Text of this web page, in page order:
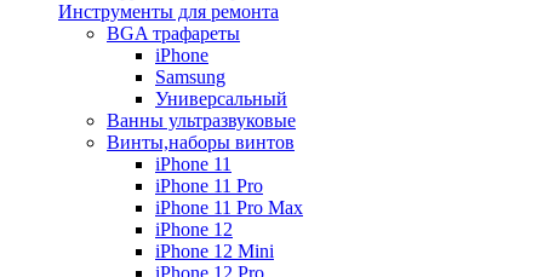
Инструменты для ремонта
BGA трафареты
iPhone
Samsung
Универсальный
Ванны ультразвуковые
Винты,наборы винтов
iPhone 11
iPhone 11 Pro
iPhone 11 Pro Max
iPhone 12
iPhone 12 Mini
iPhone 12 Pro